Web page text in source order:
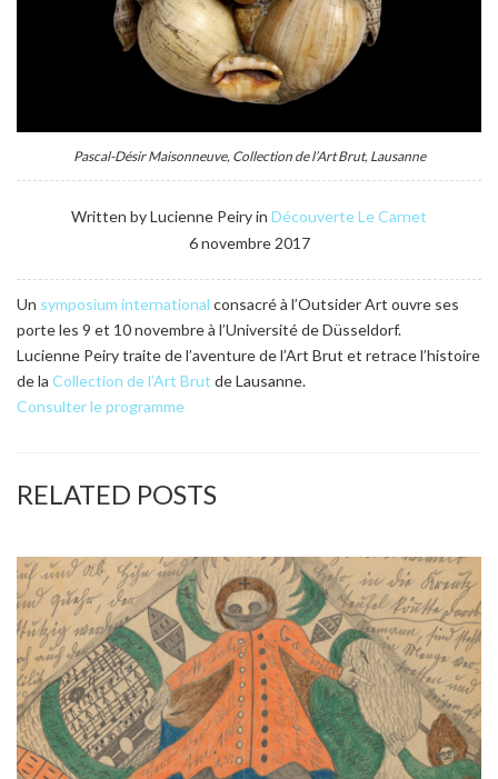
Pascal-Désir Maisonneuve, Collection de l’Art Brut, Lausanne
Written by Lucienne Peiry in DécouverteLe Carnet
6 novembre 2017
Un symposium international consacré à l’Outsider Art ouvre ses
porte les 9 et 10 novembre à l’Université de Düsseldorf.
Lucienne Peiry traite de l’aventure de l’Art Brut et retrace l’histoire
de la Collection de l’Art Brut de Lausanne.
Consulter le programme
RELATED POSTS